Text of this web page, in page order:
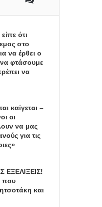
ότι
στο
να έρθει ο
φτάσουμε
να
καίγεται –
οι
να μας
για τις
ΕΞΕΛΙΞΕΙΣ!
που
και